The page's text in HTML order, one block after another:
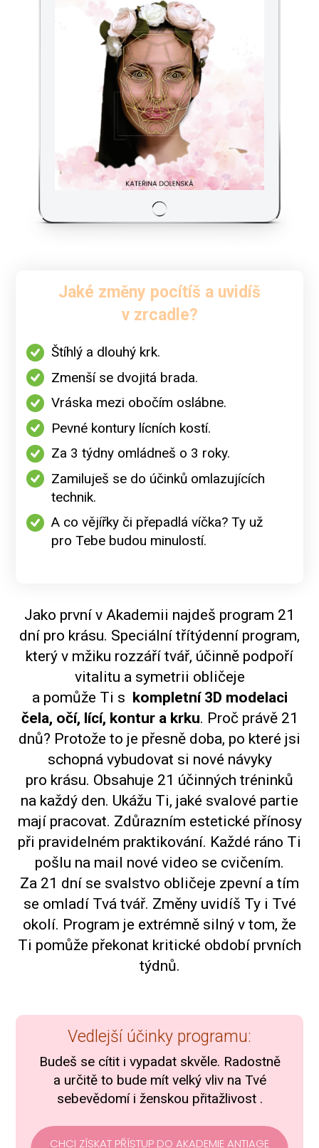
Jaké změny pocítíš a uvidíš
v zrcadle?
Štíhlý a dlouhý krk.
Zmenší se dvojitá brada.
Vráska mezi obočím oslábne.
Pevné kontury lícních kostí.
Za 3 týdny omládneš o 3 roky.
Zamiluješ se do účinků omlazujících
technik.
A co vějířky či přepadlá víčka? Ty už
pro Tebe budou minulostí.
Jako první v Akademii najdeš program 21
dní pro krásu. Speciální třítýdenní program,
který v mžiku rozzáří tvář, účinně podpoří
vitalitu a symetrii obličeje
a pomůže Ti s kompletní 3D modelaci
čela, očí, lící, kontur a krku. Proč právě 21
dnů? Protože to je přesně doba, po které jsi
schopná vybudovat si nové návyky
pro krásu. Obsahuje 21 účinných tréninků
na každý den. Ukážu Ti, jaké svalové partie
mají pracovat. Zdůrazním estetické přínosy
při pravidelném praktikování. Každé ráno Ti
pošlu na mail nové video se cvičením.
Za 21 dní se svalstvo obličeje zpevní a tím
se omladí Tvá tvář. Změny uvidíš Ty i Tvé
okolí. Program je extrémně silný v tom, že
Ti pomůže překonat kritické období prvních
týdnů.
Vedlejší účinky programu:
Budeš se cítit i vypadat skvěle. Radostně
a určitě to bude mít velký vliv na Tvé
sebevědomí i ženskou přitažlivost .
CHCI ZÍSKAT PŘÍSTUP DO AKADEMIE ANTIAGE